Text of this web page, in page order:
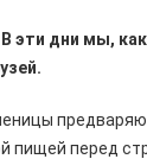
эти дни мы,
пищей перед